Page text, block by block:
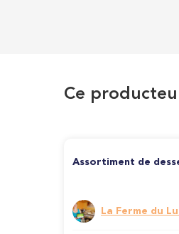
Ce
Assortiment de
La Ferme du